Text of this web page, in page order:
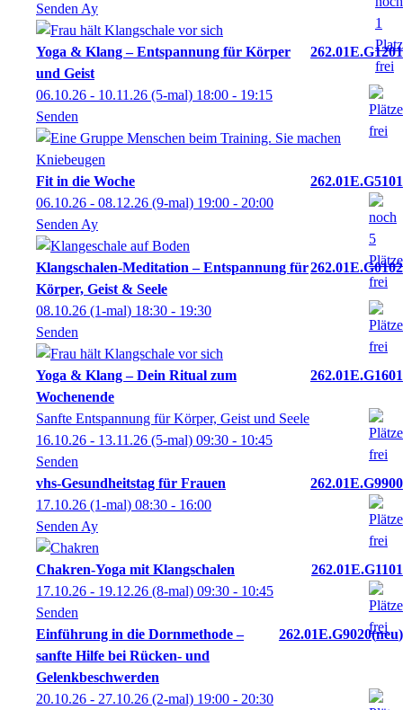
Senden Ay
Yoga & Klang – Entspannung für Körper
und Geist
262.01E.G1201
06.10.26 - 10.11.26 (5-mal) 18:00 - 19:15
Senden
Fit in die Woche
262.01E.G5101
06.10.26 - 08.12.26 (9-mal) 19:00 - 20:00
Senden Ay
Klangschalen-Meditation – Entspannung für
Körper, Geist & Seele
262.01E.G0102
08.10.26 (1-mal) 18:30 - 19:30
Senden
Yoga & Klang – Dein Ritual zum
Wochenende
262.01E.G1601
Sanfte Entspannung für Körper, Geist und Seele
16.10.26 - 13.11.26 (5-mal) 09:30 - 10:45
Senden
vhs-Gesundheitstag für Frauen
262.01E.G9900
17.10.26 (1-mal) 08:30 - 16:00
Senden Ay
Chakren-Yoga mit Klangschalen
262.01E.G1101
17.10.26 - 19.12.26 (8-mal) 09:30 - 10:45
Senden
Einführung in die Dornmethode –
sanfte Hilfe bei Rücken- und
Gelenkbeschwerden
262.01E.G9020 neu
20.10.26 - 27.10.26 (2-mal) 19:00 - 20:30